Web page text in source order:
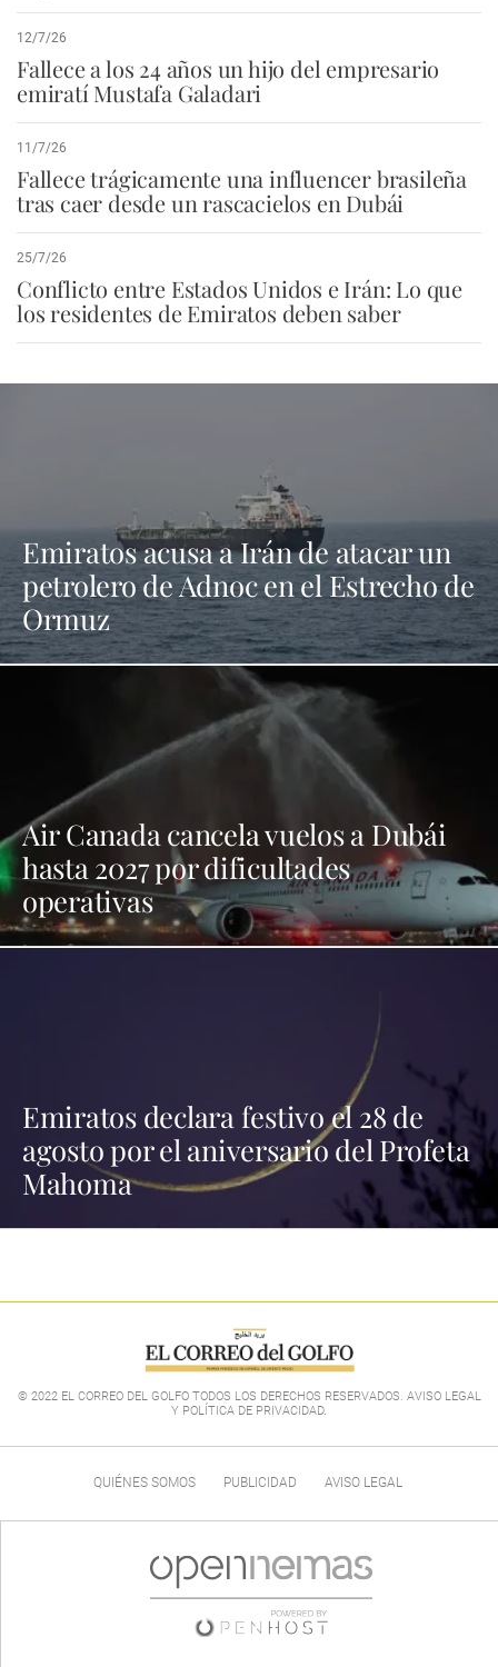
12/7/26
Fallece a los 24 años un hijo del empresario
emiratí Mustafa Galadari
11/7/26
Fallece trágicamente una influencer brasileña
tras caer desde un rascacielos en Dubái
25/7/26
Conflicto entre Estados Unidos e Irán: Lo que
los residentes de Emiratos deben saber
Emiratos acusa a Irán de atacar un
petrolero de Adnoc en el Estrecho de
Ormuz
Air Canada cancela vuelos a Dubái
hasta 2027 por dificultades
operativas
Emiratos declara festivo el 28 de
agosto por el aniversario del Profeta
Mahoma
© 2022 EL CORREO DEL GOLFO TODOS LOS DERECHOS RESERVADOS. AVISO LEGAL
Y POLÍTICA DE PRIVACIDAD.
QUIÉNES SOMOS PUBLICIDAD AVISO LEGAL